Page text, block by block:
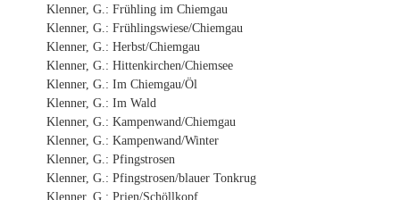
Klenner, G.: Frühling im Chiemgau
Klenner, G.: Frühlingswiese/Chiemgau
Klenner, G.: Herbst/Chiemgau
Klenner, G.: Hittenkirchen/Chiemsee
Klenner, G.: Im Chiemgau/Öl
Klenner, G.: Im Wald
Klenner, G.: Kampenwand/Chiemgau
Klenner, G.: Kampenwand/Winter
Klenner, G.: Pfingstrosen
Klenner, G.: Pfingstrosen/blauer Tonkrug
Klenner, G.: Prien/Schöllkopf